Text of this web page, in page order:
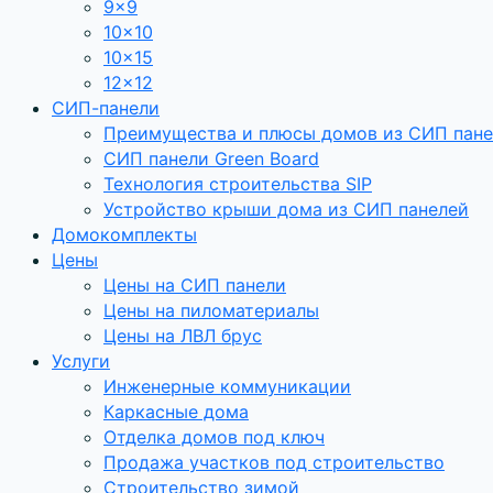
9×9
10×10
10×15
12×12
СИП-панели
Преимущества и плюсы домов из СИП
СИП панели Green Board
Технология строительства SIP
Устройство крыши дома из СИП панелей
Домокомплекты
Цены
Цены на СИП панели
Цены на пиломатериалы
Цены на ЛВЛ брус
Услуги
Инженерные коммуникации
Каркасные дома
Отделка домов под ключ
Продажа участков под строительство
Строительство зимой